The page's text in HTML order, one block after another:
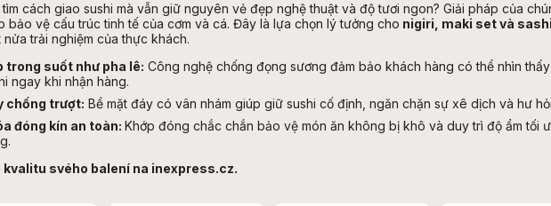
cách giao sushi mà vẫn giữ nguyên vẻ đẹp nghệ thuật và độ tươi ngon? Giải pháp của
bảo vệ cấu trúc tinh tế của cơm và cá. Đây là lựa chọn lý tưởng cho nigiri, maki set và
nửa trải nghiệm của thực khách.
trong suốt như pha lê: Công nghệ chống đọng sương đảm bảo khách hàng có thể nhìn
ngay khi nhận hàng.
chống trượt: Bề mặt đáy có vân nhám giúp giữ sushi cố định, ngăn chặn sự xê dịch và hư
đóng kín an toàn: Khớp đóng chắc chắn bảo vệ món ăn không bị khô và duy trì độ ẩm tối
svého balení na inexpress.cz.